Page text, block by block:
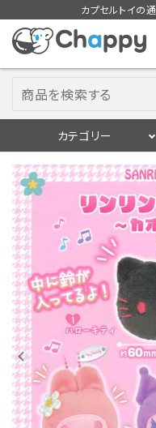
カプセルトイの
カテゴリー
ログイン
入荷スケジュ
カプセルトイマシ
カプセルトイ
販促用空カプセル
レンタル